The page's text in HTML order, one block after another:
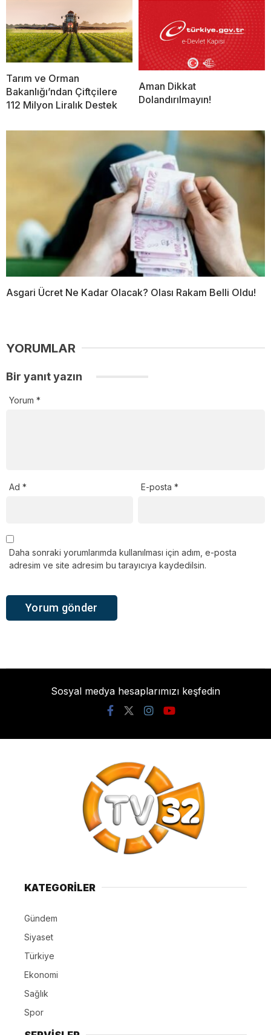
Tarım ve Orman
Bakanlığı’ndan Çiftçilere
112 Milyon Liralık Destek
Aman Dikkat
Dolandırılmayın!
Asgari Ücret Ne Kadar Olacak? Olası Rakam Belli Oldu!
YORUMLAR
Bir yanıt yazın
Yorum *
Ad * E-posta*
Daha sonraki yorumlarımda kullanılması için adım, e-posta
adresim ve site adresim bu tarayıcıya kaydedilsin.
Sosyal medya hesaplarımızı keşfedin
KATEGORİLER
Gündem
Siyaset
Türkiye
Ekonomi
Sağlık
Spor